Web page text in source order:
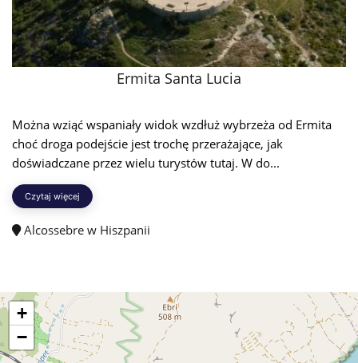
Ermita Santa Lucia
Można wziąć wspaniały widok wzdłuż wybrzeża od Ermita
choć droga podejście jest trochę przerażające, jak
doświadczane przez wielu turystów tutaj. W do...
Czytaj więcej
Alcossebre w Hiszpanii
+
−